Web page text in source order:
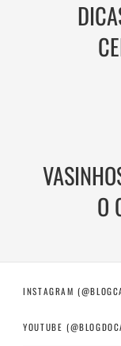
O
INSTAGRAM
YOUTUBE